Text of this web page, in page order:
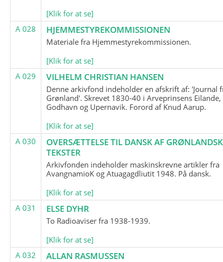
[Klik for at se]
A 028
HJEMMESTYREKOMMISSIONEN
Materiale fra Hjemmestyrekommissionen.
[Klik for at se]
A 029
VILHELM CHRISTIAN HANSEN
Denne arkivfond indeholder en afskrift af: 'Journal
Grønland'. Skrevet 1830-40 i Arveprinsens Eilande,
Godhavn og Upernavik. Forord af Knud Aarup.
[Klik for at se]
A 030
OVERSÆTTELSE TIL DANSK AF
TEKSTER
Arkivfonden indeholder maskinskrevne artikler fra
AvangnamioK og Atuagagdliutit 1948. På dansk.
[Klik for at se]
A 031
ELSE DYHR
To Radioaviser fra 1938-1939.
[Klik for at se]
A 032
ALLAN RASMUSSEN